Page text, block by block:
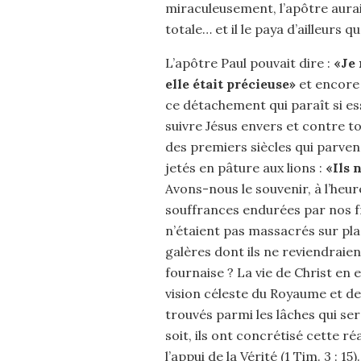
miraculeusement, l’apôtre
totale… et il le paya d’ailleurs
L’apôtre Paul pouvait dire : «Je
elle était précieuse»et
ce détachement qui paraît si
suivre Jésus envers et contre
des premiers siècles qui
jetés en pâture aux lions : «Ils
Avons-nous le souvenir, à
souffrances endurées par nos
n’étaient pas massacrés sur
galères dont ils ne
fournaise ? La vie de Christ en
vision céleste du Royaume et
trouvés parmi les lâches qui
soit, ils ont concrétisé cette
l’appui de la Vérité (1 Tim. 3 : 15).